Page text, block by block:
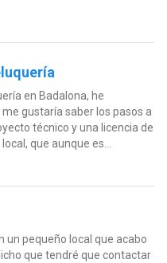
en Badalona, he
gustaría saber los pasos a
técnico y una licencia de
que aunque es...
pequeño local que acabo
que tendré que contactar